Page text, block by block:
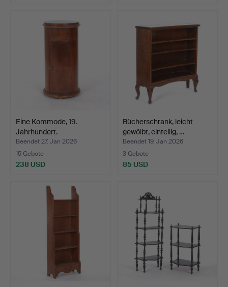
Eine Kommode, 19.
Jahrhundert.
Beendet 27. Jan 2026
15 Gebote
238 USD
Bücherschrank, leicht
gewölbt, einteilig, …
Beendet 19. Jan 2026
3 Gebote
85 USD